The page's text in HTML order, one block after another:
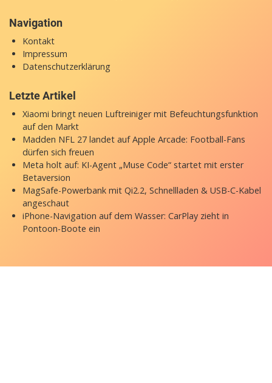
Navigation
Kontakt
Impressum
Datenschutzerklärung
Letzte Artikel
Xiaomi bringt neuen Luftreiniger mit Befeuchtungsfunktion
auf den Markt
Madden NFL 27 landet auf Apple Arcade: Football-Fans
dürfen sich freuen
Meta holt auf: KI-Agent „Muse Code“ startet mit erster
Betaversion
MagSafe-Powerbank mit Qi2.2, Schnellladen & USB-C-Kabel
angeschaut
iPhone-Navigation auf dem Wasser: CarPlay zieht in
Pontoon-Boote ein